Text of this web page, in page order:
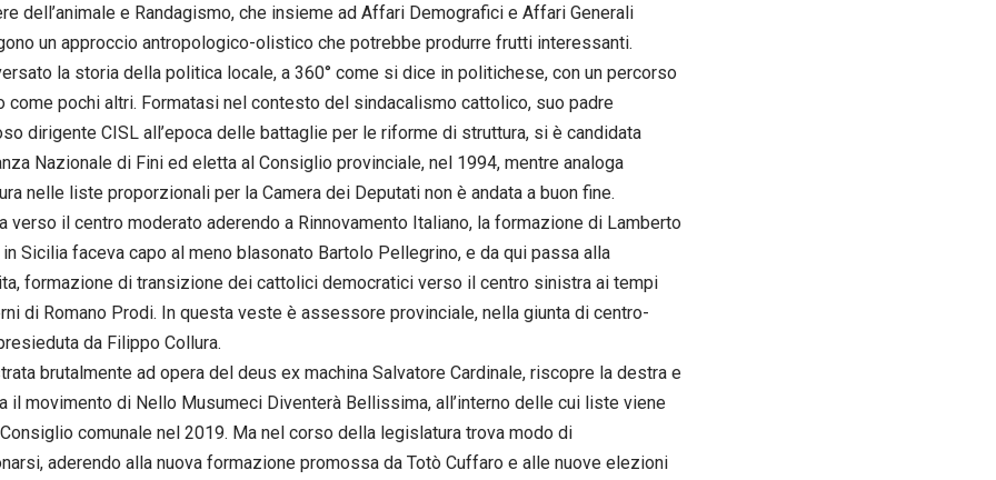
dell’animale e Randagismo, che insieme ad Affari Demografici e Affari Generali
un approccio antropologico-olistico che potrebbe produrre frutti interessanti.
la storia della politica locale, a 360° come si dice in politichese, con un percorso
come pochi altri. Formatasi nel contesto del sindacalismo cattolico, suo padre
dirigente CISL all’epoca delle battaglie per le riforme di struttura, si è candidata
Nazionale di Fini ed eletta al Consiglio provinciale, nel 1994, mentre analoga
nelle liste proporzionali per la Camera dei Deputati non è andata a buon fine.
verso il centro moderato aderendo a Rinnovamento Italiano, la formazione di Lamberto
in Sicilia faceva capo al meno blasonato Bartolo Pellegrino, e da qui passa alla
formazione di transizione dei cattolici democratici verso il centro sinistra ai tempi
di Romano Prodi. In questa veste è assessore provinciale, nella giunta di centro-
da Filippo Collura.
brutalmente ad opera del deus ex machina Salvatore Cardinale, riscopre la destra e
il movimento di Nello Musumeci Diventerà Bellissima, all’interno delle cui liste viene
comunale nel 2019. Ma nel corso della legislatura trova modo di
aderendo alla nuova formazione promossa da Totò Cuffaro e alle nuove elezioni